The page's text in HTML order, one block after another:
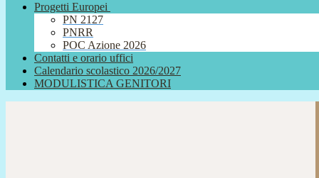
Progetti Europei
PN 2127
PNRR
POC Azione 2026
Contatti e orario uffici
Calendario scolastico 2026/2027
MODULISTICA GENITORI